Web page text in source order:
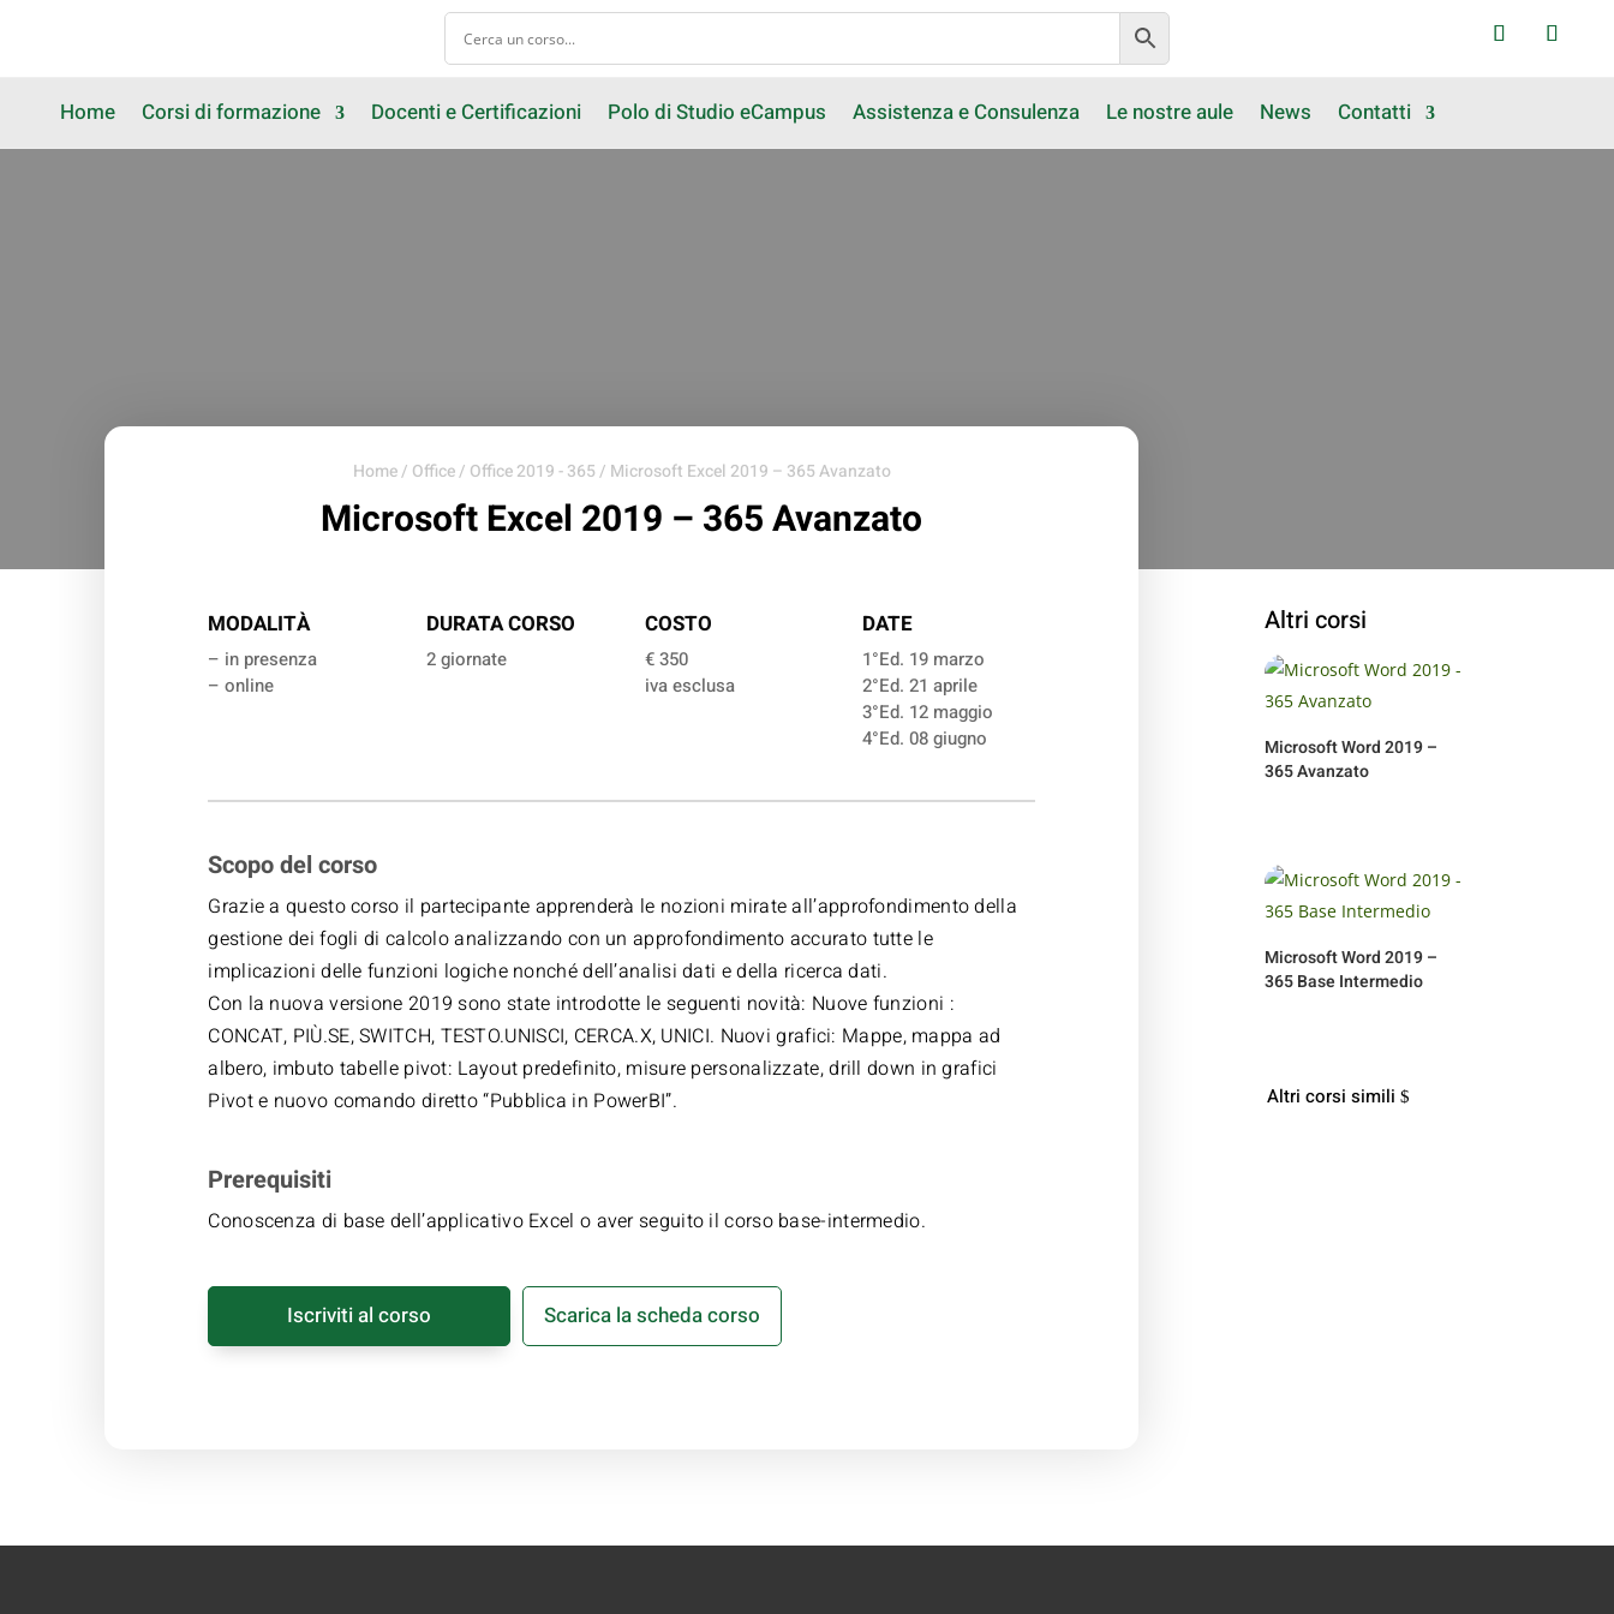
Home Corsi di formazione Docenti e Certificazioni Polo di Studio eCampus Assistenza e Consulenza Le nostre aule News Contatti
Home/ Office/ Office 2019 - 365/ Microsoft Excel 2019 – 365 Avanzato
Microsoft Excel 2019 – 365 Avanzato
MODALITÀ
– in presenza
– online
DURATA CORSO
2 giornate
COSTO
€ 350
iva esclusa
DATE
1°Ed. 19 marzo
2°Ed. 21 aprile
3°Ed. 12 maggio
4°Ed. 08 giugno
Scopo del corso
Grazie a questo corso il partecipante apprenderà le nozioni mirate all’approfondimento della
gestione dei fogli di calcolo analizzando con un approfondimento accurato tutte le
implicazioni delle funzioni logiche nonché dell’analisi dati e della ricerca dati.
Con la nuova versione 2019 sono state introdotte le seguenti novità: Nuove funzioni :
CONCAT, PIÙ.SE, SWITCH, TESTO.UNISCI, CERCA.X, UNICI. Nuovi grafici: Mappe, mappa ad
albero, imbuto tabelle pivot: Layout predefinito, misure personalizzate, drill down in grafici
Pivot e nuovo comando diretto “Pubblica in PowerBI”.
Prerequisiti
Conoscenza di base dell’applicativo Excel o aver seguito il corso base-intermedio.
Iscriviti al corso Scarica la scheda corso
Altri corsi
Microsoft Word 2019 –
365 Avanzato
Microsoft Word 2019 –
365 Base Intermedio
Altri corsi simili